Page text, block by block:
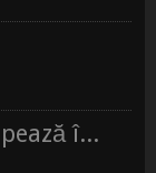
Jurnalul lui 66 se întrupează în carte